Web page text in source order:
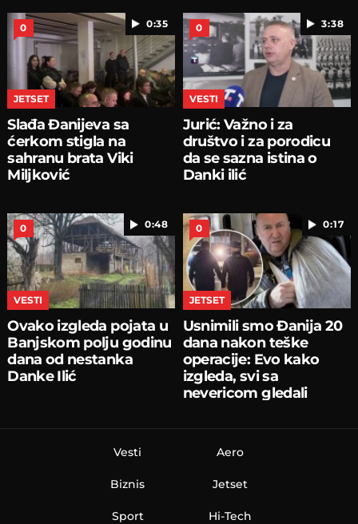
0:35
0
JETSET
Slađa Đanijeva sa
ćerkom stigla na
sahranu brata Viki
Miljković
3:38
0
VESTI
Jurić: Važno i za
društvo i za porodicu
da se sazna istina o
Danki ilić
0:48
0
VESTI
Ovako izgleda pojata u
Banjskom polju godinu
dana od nestanka
Danke Ilić
0:17
0
JETSET
Usnimili smo Đanija 20
dana nakon teške
operacije: Evo kako
izgleda, svi sa
nevericom gledali
Vesti
Biznis
Sport
Aero
Jetset
Hi-Tech